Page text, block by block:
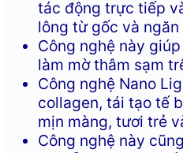
tác động trực tiếp
lông từ gốc và
Công nghệ này
làm mờ thâm sạm
Công nghệ Nano
collagen, tái tạo tế
mịn màng, tươi trẻ
Công nghệ này